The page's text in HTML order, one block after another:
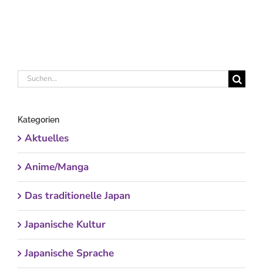
Suche
Kategorien
Aktuelles
Anime/Manga
Das traditionelle Japan
Japanische Kultur
Japanische Sprache